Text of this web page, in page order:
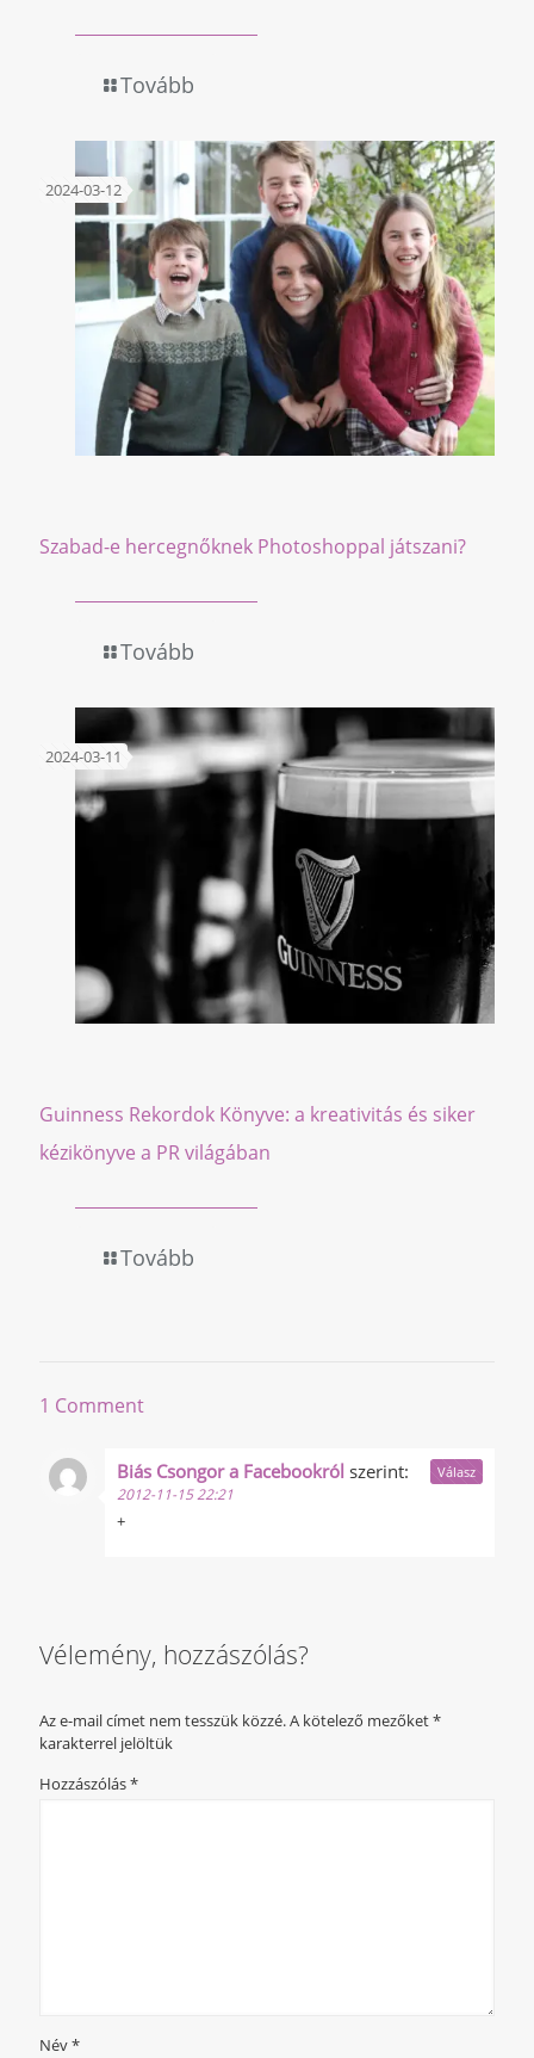
Tovább
2024-03-12
Szabad-e hercegnőknek Photoshoppal játszani?
Tovább
2024-03-11
Guinness Rekordok Könyve: a kreativitás és siker
kézikönyve a PR világában
Tovább
1 Comment
Biás Csongor a Facebookról szerint:
2012-11-15 22:21
+
Válasz
Vélemény, hozzászólás?
Az e-mail címet nem tesszük közzé.A kötelező mezőket*
karakterrel jelöltük
Hozzászólás*
Név*